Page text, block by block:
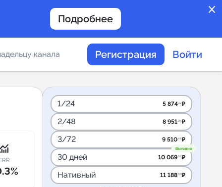
close
Подробнее
каналов в
канала Регистрация Войти
1/24 5 874.12₽
2/48 8 951.04₽
3/72 9 510.48₽
Выгодно
30 дней 10 069.92₽
Нативный 11 188.80₽